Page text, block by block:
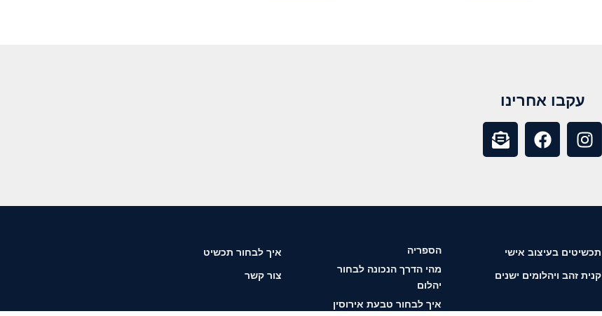
עקבו אחרינו
תכשיטים בעיצוב אישי
קנית זהב ויהלומים ישנים
הספריה
מהי הדרך הנכונה לבחור
יהלום
איך לבחור טבעת אירוסין
איך לבחור תכשיט
צור קשר